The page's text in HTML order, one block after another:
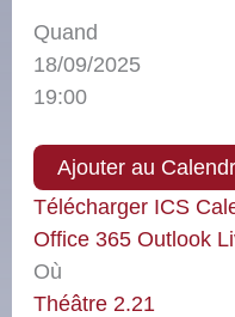
Quand
18/09/2025
19:00
Ajouter au
Télécharger ICS
Office 365 Outlook
Où
Théâtre 2.21